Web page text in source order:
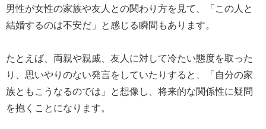
男性が女性の家族や友人との関わり方を見て、「この人と
結婚するのは不安だ」と感じる瞬間もあります。
たとえば、両親や親戚、友人に対して冷たい態度を取った
り、思いやりのない発言をしていたりすると、「自分の家
族ともこうなるのでは」と想像し、将来的な関係性に疑問
を抱くことになります。